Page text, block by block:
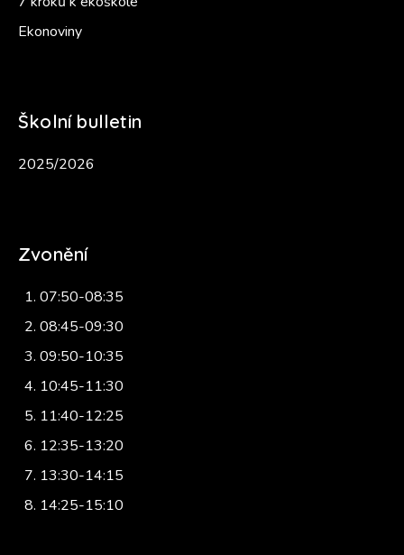
Ekonoviny
Školní bulletin
2025/2026
Zvonění
07:50-08:35
08:45-09:30
09:50-10:35
10:45-11:30
11:40-12:25
12:35-13:20
13:30-14:15
14:25-15:10